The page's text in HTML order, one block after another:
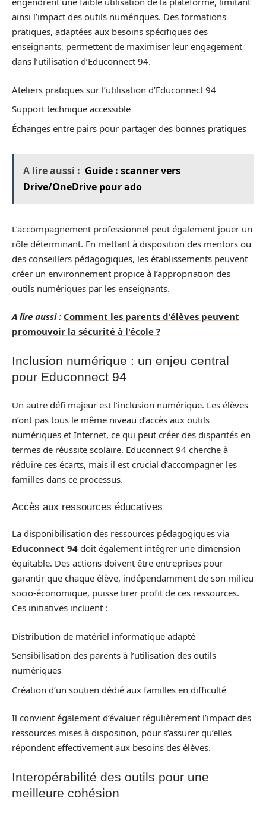
ainsi l’impact des outils numériques. Des formations
pratiques, adaptées aux besoins spécifiques des
enseignants, permettent de maximiser leur engagement
dans l’utilisation d’Educonnect 94.
Ateliers pratiques sur l’utilisation d’Educonnect 94
Support technique accessible
Échanges entre pairs pour partager des bonnes pratiques
A lire aussi : Guide : scanner vers
Drive/OneDrive pour ado
L’accompagnement professionnel peut également jouer un
rôle déterminant. En mettant à disposition des mentors ou
des conseillers pédagogiques, les établissements peuvent
créer un environnement propice à l’appropriation des
outils numériques par les enseignants.
A lire aussi : Comment les parents d'élèves peuvent
promouvoir la sécurité à l'école ?
Inclusion numérique : un enjeu central
pour Educonnect 94
Un autre défi majeur est l’inclusion numérique. Les élèves
n’ont pas tous le même niveau d’accès aux outils
numériques et Internet, ce qui peut créer des disparités en
termes de réussite scolaire. Educonnect 94 cherche à
réduire ces écarts, mais il est crucial d’accompagner les
familles dans ce processus.
Accès aux ressources éducatives
La disponibilisation des ressources pédagogiques via
Educonnect 94 doit également intégrer une dimension
équitable. Des actions doivent être entreprises pour
garantir que chaque élève, indépendamment de son milieu
socio-économique, puisse tirer profit de ces ressources.
Ces initiatives incluent :
Distribution de matériel informatique adapté
Sensibilisation des parents à l’utilisation des outils
numériques
Création d’un soutien dédié aux familles en difficulté
Il convient également d’évaluer régulièrement l’impact des
ressources mises à disposition, pour s’assurer qu’elles
répondent effectivement aux besoins des élèves.
Interopérabilité des outils pour une
meilleure cohésion